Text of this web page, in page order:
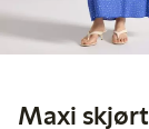
Maxi skjørt